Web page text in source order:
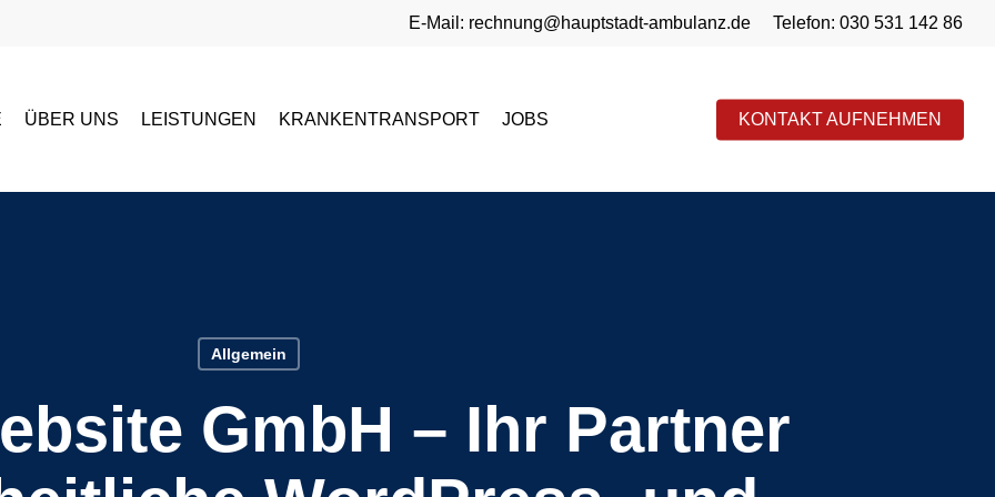
E-Mail: rechnung@hauptstadt-ambulanz.de Telefon: 030 531 142 86
ÜBER UNS LEISTUNGEN KRANKENTRANSPORT JOBS KONTAKT AUFNEHMEN
Allgemein
GmbH – Ihr Partner